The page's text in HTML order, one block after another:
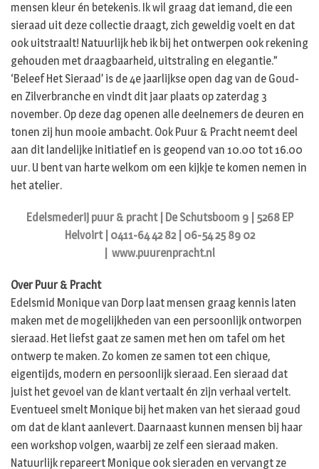
mensen kleur én betekenis. Ik wil graag dat iemand, die een
sieraad uit deze collectie draagt, zich geweldig voelt en dat
ook uitstraalt! Natuurlijk heb ik bij het ontwerpen ook rekening
gehouden met draagbaarheid, uitstraling en elegantie.”
‘Beleef Het Sieraad’ is de 4e jaarlijkse open dag van de Goud-
en Zilverbranche en vindt dit jaar plaats op zaterdag 3
november. Op deze dag openen alle deelnemers de deuren en
tonen zij hun mooie ambacht. Ook Puur & Pracht neemt deel
aan dit landelijke initiatief en is geopend van 10.00 tot 16.00
uur. U bent van harte welkom om een kijkje te komen nemen in
het atelier.
Edelsmederij puur & pracht | De Schutsboom 9 | 5268 EP
Helvoirt | 0411-64 42 82 | 06-54 25 89 02
www.puurenpracht.nl
Over Puur & Pracht
Edelsmid Monique van Dorp laat mensen graag kennis laten
maken met de mogelijkheden van een persoonlijk ontworpen
sieraad. Het liefst gaat ze samen met hen om tafel om het
ontwerp te maken. Zo komen ze samen tot een chique,
eigentijds, modern en persoonlijk sieraad. Een sieraad dat
juist het gevoel van de klant vertaalt én zijn verhaal vertelt.
Eventueel smelt Monique bij het maken van het sieraad goud
om dat de klant aanlevert. Daarnaast kunnen mensen bij haar
een workshop volgen, waarbij ze zelf een sieraad maken.
Natuurlijk repareert Monique ook sieraden en vervangt ze